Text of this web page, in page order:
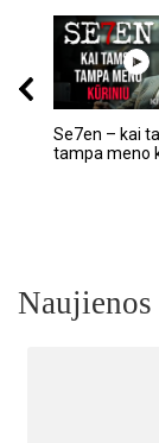
Se7en – kai
tampa meno